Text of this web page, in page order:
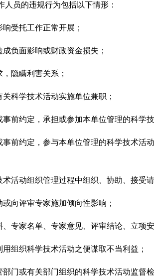
员的违规行为包括以下情形：
受托工作正常开展；
面影响或财政资金损失；
隐瞒利害关系；
学技术活动实施单位兼职；
约定，承担或参加本单位管理的科学技
约定，参与本单位管理的科学技术活
动组织管理过程中组织、协助、接受请
评审专家施加倾向性影响；
家名单、专家意见、评审结论、立项安
织科学技术活动之便谋取不当利益；
或有关部门组织的科学技术活动监督检